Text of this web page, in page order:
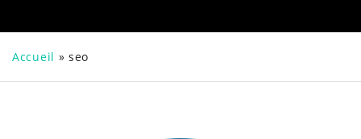
Accueil »seo